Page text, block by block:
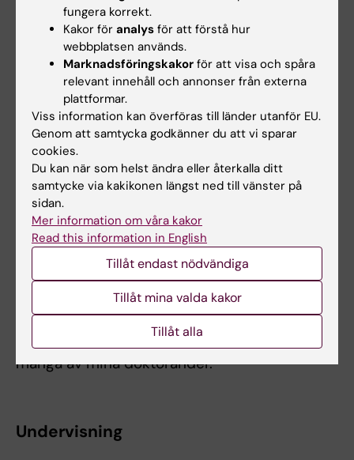
(MDS-R) har, efter kulturell anpassning och
översättning till de nordiska språken, använts i
nordiska studier inom barncancervården.
Vidare pågår forskning för att utvärdera en
utbildning i att guida etikronder, samt att
utvärdera specifika resultat av etikronder och
effekterna på patientvården.
Klassisk grundad teorivar metoden jag
använde i min avhandling för att studera
sociala beteendemönster och kärnvariabler i
studierna inkluderar: Att visa sociala fasader i
transkulturella relationer (Facading in
trancultural relationships) och att bevara det
professionella lugnet (Protecting professional
composure). Jag fortsätter att använda
metoden Grundad teori och det gör även
många av mina doktorander.
Undervisning
fungera korrekt.
Kakor för analys för att förstå hur
webbplatsen används.
Marknadsföringskakor för att visa och spåra
relevant innehåll och annonser från externa
plattformar.
Viss information kan överföras till länder utanför EU.
Genom att samtycka godkänner du att vi sparar
cookies.
Du kan när som helst ändra eller återkalla ditt
samtycke via kakikonen längst ned till vänster på
sidan.
Mer information om våra kakor
Read this information in English
Tillåt endast nödvändiga
Tillåt mina valda kakor
Tillåt alla